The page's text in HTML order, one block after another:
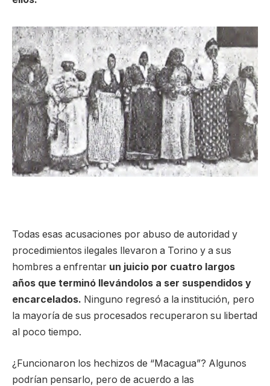
Todas esas acusaciones por abuso de autoridad y
procedimientos ilegales llevaron a Torino y a sus
hombres a enfrentar un juicio por cuatro largos
años que terminó llevándolos a ser suspendidos y
encarcelados. Ninguno regresó a la institución, pero
la mayoría de sus procesados recuperaron su libertad
al poco tiempo.
¿Funcionaron los hechizos de “Macagua”? Algunos
podrían pensarlo, pero de acuerdo a las